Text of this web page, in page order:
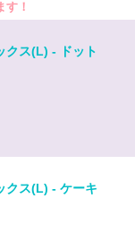
！
クス(L) - ドット
クス(L) - ケーキ